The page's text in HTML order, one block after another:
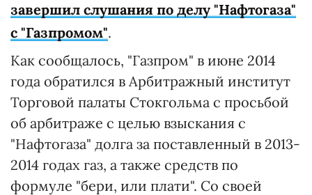
завершил слушания по делу "Нафтогаза"
с "Газпромом".
Как сообщалось, "Газпром" в июне 2014
года обратился в Арбитражный институт
Торговой палаты Стокгольма с просьбой
об арбитраже с целью взыскания с
"Нафтогаза" долга за поставленный в 2013-
2014 годах газ, а также средств по
формуле "бери, или плати". Со своей